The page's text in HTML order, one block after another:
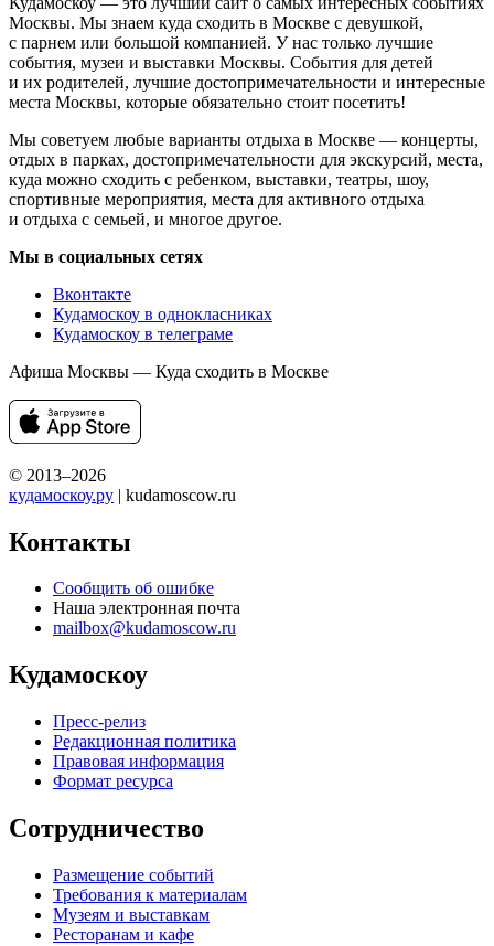
Москвы. Мы знаем куда сходить в Москве с девушкой,
с парнем или большой компанией. У нас только лучшие
события, музеи и выставки Москвы. События для детей
и их родителей, лучшие достопримечательности и интересные
места Москвы, которые обязательно стоит посетить!
Мы советуем любые варианты отдыха в Москве — концерты,
отдых в парках, достопримечательности для экскурсий, места,
куда можно сходить с ребенком, выставки, театры, шоу,
спортивные мероприятия, места для активного отдыха
и отдыха с семьей, и многое другое.
Мы в социальных сетях
Вконтакте
Кудамоскоу в однокласниках
Кудамоскоу в телеграме
Афиша Москвы — Куда сходить в Москве
© 2013–2026
кудамоскоу.ру | kudamoscow.ru
Контакты
Сообщить об ошибке
Наша электронная почта
mailbox@kudamoscow.ru
Кудамоскоу
Пресс-релиз
Редакционная политика
Правовая информация
Формат ресурса
Сотрудничество
Размещение событий
Требования к материалам
Музеям и выставкам
Ресторанам и кафе